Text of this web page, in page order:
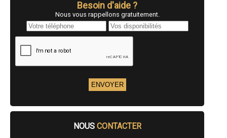
Besoin d'aide ?
Nous vous rappellons gratuitement.
NOUS CONTACTER